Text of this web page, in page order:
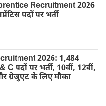
Recruitment 2026
पदों पर भर्ती
2026: 1,484
C पदों पर भर्ती, 10वीं, 12वीं,
ग्रेजुएट के लिए मौका